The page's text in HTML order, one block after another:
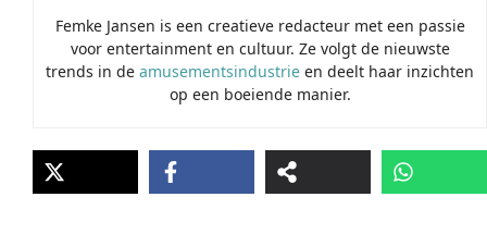
Femke Jansen is een creatieve redacteur met een passie
voor entertainment en cultuur. Ze volgt de nieuwste
trends in de amusementsindustrie en deelt haar inzichten
op een boeiende manier.